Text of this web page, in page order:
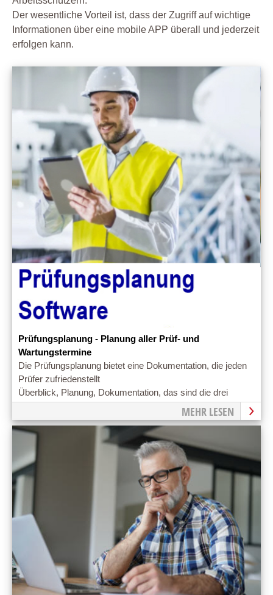
Der wesentliche Vorteil ist, dass der Zugriff auf wichtige
Informationen über eine mobile APP überall und jederzeit
erfolgen kann.
Prüfungsplanung - Planung aller Prüf- und
Wartungstermine
Die Prüfungsplanung bietet eine Dokumentation, die jeden
Prüfer zufriedenstellt
Überblick, Planung, Dokumentation, das sind die drei
entscheidenden Säulen bei der PrüfungsplanungMEHR LESEN